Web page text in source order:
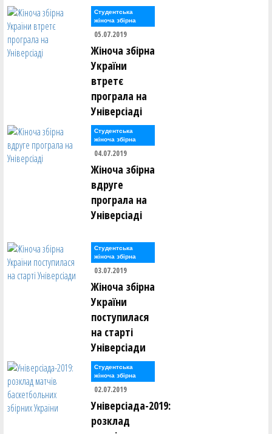
Студентська
жіноча збірна
05.07.2019
Жіноча збірна
України
втретє
програла на
Універсіаді
Студентська
жіноча збірна
04.07.2019
Жіноча збірна
вдруге
програла на
Універсіаді
Студентська
жіноча збірна
03.07.2019
Жіноча збірна
України
поступилася
на старті
Універсіади
Студентська
жіноча збірна
02.07.2019
Універсіада-2019:
розклад